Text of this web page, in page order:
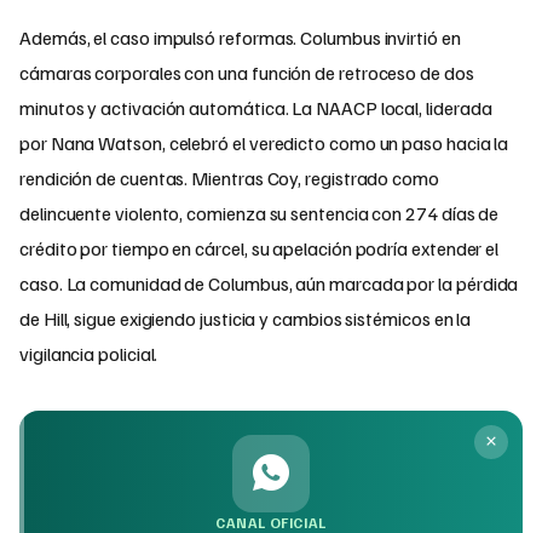
Además, el caso impulsó reformas. Columbus invirtió en
cámaras corporales con una función de retroceso de dos
minutos y activación automática. La NAACP local, liderada
por Nana Watson, celebró el veredicto como un paso hacia la
rendición de cuentas. Mientras Coy, registrado como
delincuente violento, comienza su sentencia con 274 días de
crédito por tiempo en cárcel, su apelación podría extender el
caso. La comunidad de Columbus, aún marcada por la pérdida
de Hill, sigue exigiendo justicia y cambios sistémicos en la
vigilancia policial.
CANAL OFICIAL